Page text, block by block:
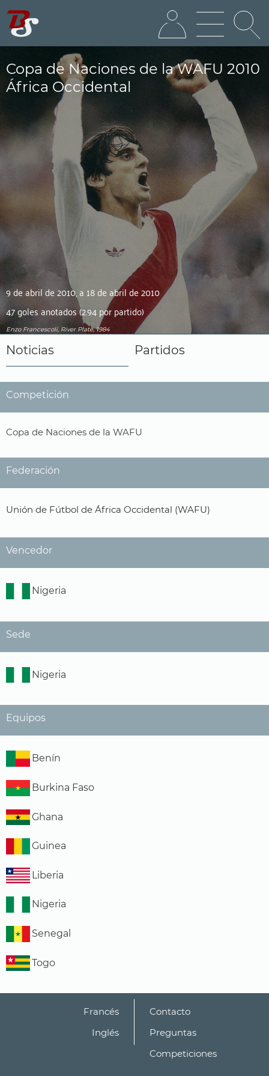
Copa de Naciones de la WAFU 2010
África Occidental
9 de abril de 2010, a 18 de abril de 2010
47 goles anotados (2.94 por partido)
Enzo Francescoli, River Plate, 1984
Noticias Partidos
Competición
Copa de Naciones de la WAFU
Federación
Unión de Fútbol de África Occidental (WAFU)
Vencedor
Nigeria
Sede
Nigeria
Equipos
Benín
Burkina Faso
Ghana
Guinea
Liberia
Nigeria
Senegal
Togo
Francés
Inglés
Contacto
Preguntas
Competiciones